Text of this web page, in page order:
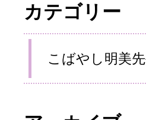
カテゴリー
こばやし明美